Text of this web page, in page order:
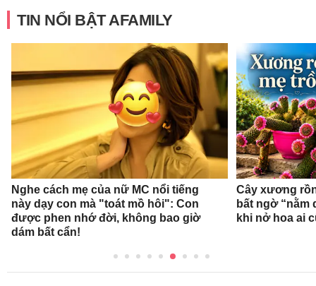
TIN NỔI BẬT AFAMILY
Nghe cách mẹ của nữ MC nổi tiếng
này dạy con mà "toát mồ hôi": Con
được phen nhớ đời, không bao giờ
dám bất cẩn!
Cây xương
bất ngờ “nằm
khi nở hoa ai